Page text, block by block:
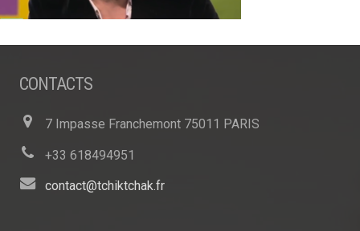
CONTACTS
7 Impasse Franchemont 75011 PARIS
+33 618494951
contact@tchiktchak.fr